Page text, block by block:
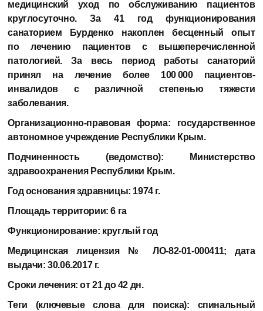
медицинский уход по обслуживанию пациентов
круглосуточно. За 41 год функционирования
санаторием Бурденко накоплен бесценный опыт
по лечению пациентов с вышеперечисленной
патологией. За весь период работы санаторий
принял на лечение более 100 000 пациентов-
инвалидов с различной степенью тяжести
заболевания.
Организационно-правовая форма: государственное
автономное учреждение Республики Крым.
Подчиненность (ведомство):
Министерство
здравоохранения Республики Крым.
Год основания здравницы: 1974 г.
Площадь территории:6 га
Функционирование: круглый год
Медицинская лицензия
№ ЛО-82-01-000411; дата
выдачи: 30.06.2017 г.
Сроки лечения:от 21 до 42 дн.
Теги (ключевые слова для поиска): спинальный